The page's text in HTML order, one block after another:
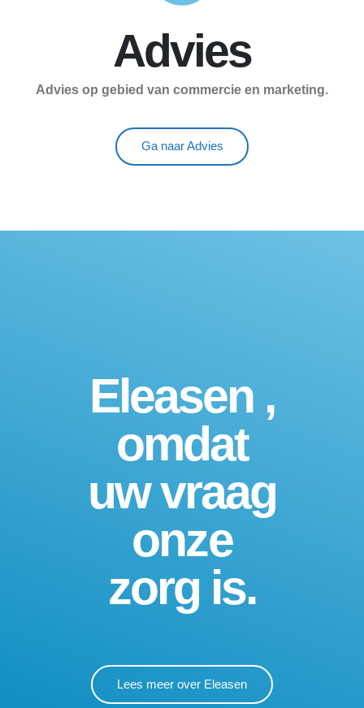
Advies
Advies op gebied van commercie en marketing.
Ga naar Advies
Eleasen ,
omdat
uw vraag
onze
zorg is.
Lees meer over Eleasen